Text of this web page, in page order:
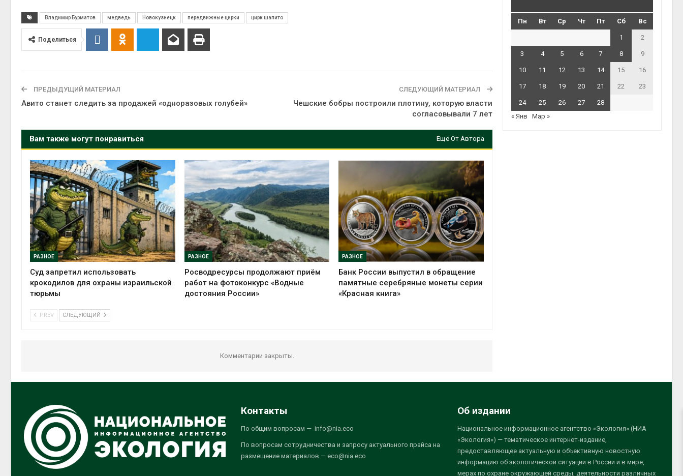
Владимир Бурматов медведь Новокузнецк передвижные цирки цирк шапито
Поделиться
ПРЕДЫДУЩИЙ МАТЕРИАЛ
Авито станет следить за продажей «одноразовых голубей»
СЛЕДУЮЩИЙ МАТЕРИАЛ
Чешские бобры построили плотину, которую власти
согласовывали 7 лет
Вам также могут понравиться Еще От Автора
РАЗНОЕ
Суд запретил использовать
крокодилов для охраны израильской
тюрьмы
РАЗНОЕ
Росводресурсы продолжают приём
работ на фотоконкурс «Водные
достояния России»
РАЗНОЕ
Банк России выпустил в обращение
памятные серебряные монеты серии
«Красная книга»
PREV СЛЕДУЮЩИЙ
Комментарии закрыты.
Пн Вт Ср Чт Пт Сб Вс
1 2
3 4 5 6 7 8 9
10 11 12 13 14 15 16
17 18 19 20 21 22 23
24 25 26 27
28
« Янв
Мар »
Контакты
По общим вопросам — info@nia.eco
По вопросам сотрудничества и запросу актуального прайса на
размещение материалов — eco@nia.eco
Об издании
Национальное информационное агентство «Экология» (НИА
«Экология») — тематическое интернет-издание,
предоставляющее актуальную и объективную новостную
информацию об экологической ситуации в России и в мире,
мерах по охране окружающей среды, деятельности различных